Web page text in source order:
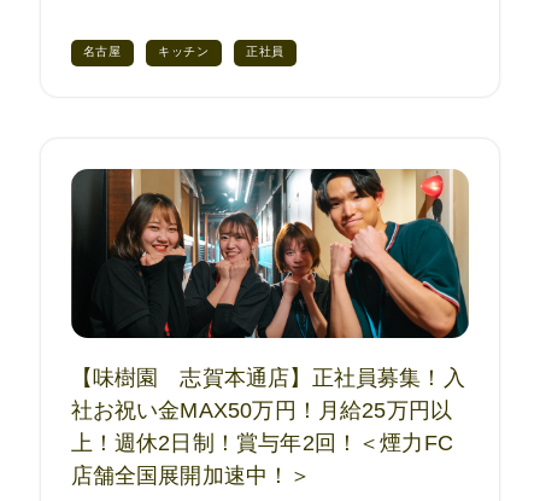
名古屋 キッチン 正社員
【味樹園 志賀本通店】正社員募集！入
社お祝い金MAX50万円！月給25万円以
上！週休2日制！賞与年2回！＜煙力FC
店舗全国展開加速中！＞